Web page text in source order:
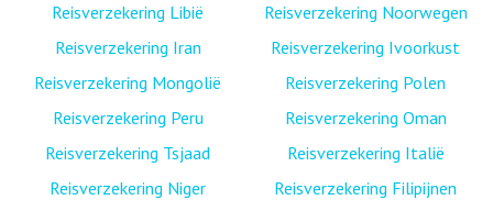
Reisverzekering Libië
Reisverzekering Iran
Reisverzekering Mongolië
Reisverzekering Peru
Reisverzekering Tsjaad
Reisverzekering Niger
Reisverzekering Noorwegen
Reisverzekering Ivoorkust
Reisverzekering Polen
Reisverzekering Oman
Reisverzekering Italië
Reisverzekering Filipijnen